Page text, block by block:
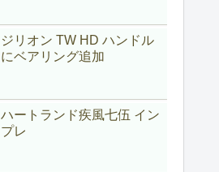
ジリオン TW HD ハンドル
にベアリング追加
ハートランド疾風七伍 イン
プレ